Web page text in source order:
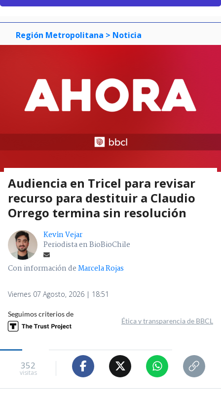
Región Metropolitana > Noticia
Audiencia en Tricel para revisar
recurso para destituir a Claudio
Orrego termina sin resolución
Kevin Vejar
Periodista en BioBioChile
Con información deMarcela Rojas
Viernes 07 Agosto, 2026 | 18:51
Seguimos criterios de
Ética y transparencia de BBCL
352
visitas